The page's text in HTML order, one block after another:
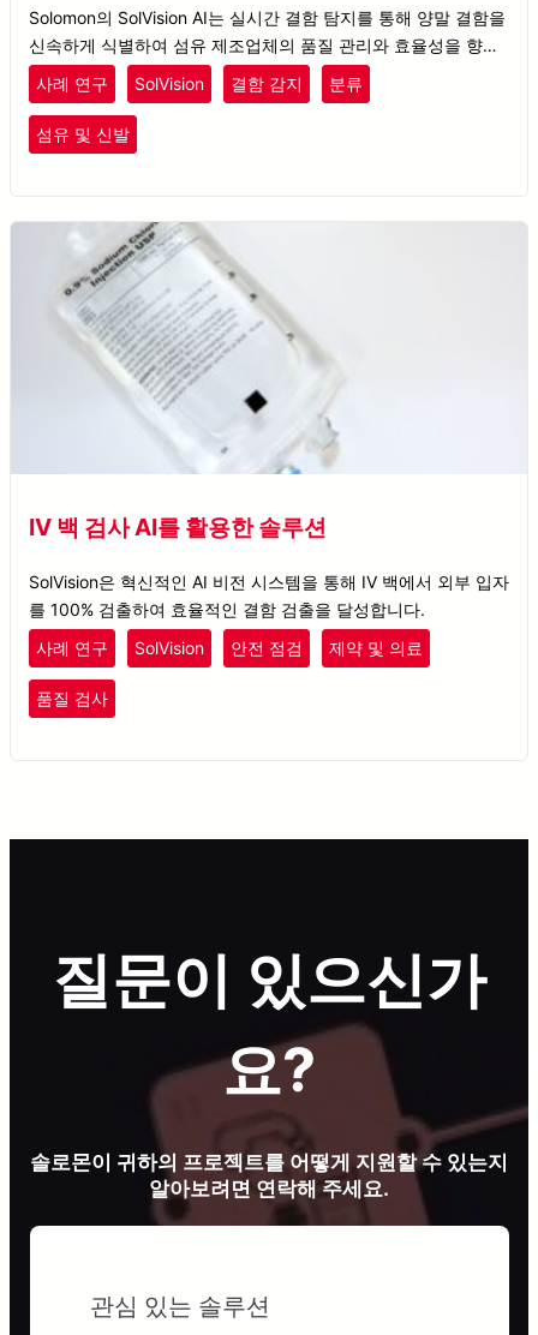
Solomon의 SolVision AI는 실시간 결함 탐지를 통해 양말 결함을
신속하게 식별하여 섬유 제조업체의 품질 관리와 효율성을 향상
시킵니다.
사례 연구 SolVision 결함 감지 분류
섬유 및 신발
IV 백 검사 AI를 활용한 솔루션
SolVision은 혁신적인 AI 비전 시스템을 통해 IV 백에서 외부 입자
를 100% 검출하여 효율적인 결함 검출을 달성합니다.
사례 연구
SolVision 안전 점검 제약 및 의료
품질 검사
질문이 있으신가
요?
솔로몬이 귀하의 프로젝트를 어떻게 지원할 수 있는지
알아보려면 연락해 주세요.
관심 있는 솔루션